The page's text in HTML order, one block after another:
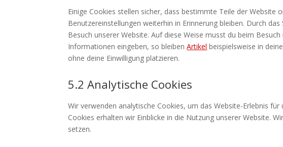
Einige Cookies stellen sicher, dass bestimmte Teile der Website
Benutzereinstellungen weiterhin in Erinnerung bleiben. Durch
Besuch unserer Website. Auf diese Weise musst du beim
Informationen eingeben, so bleibenArtikel beispielsweise in
ohne deine Einwilligung platzieren.
5.2 Analytische Cookies
Wir verwenden analytische Cookies, um das Website-Erlebnis
Cookies erhalten wir Einblicke in die Nutzung unserer Website.
setzen.